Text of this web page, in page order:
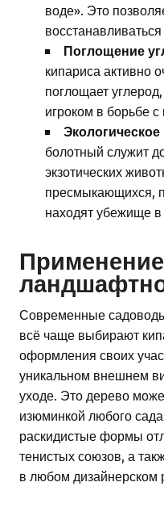
воде». Это
восстанавливаться
Поглощение
кипариса активно
поглощает
игроком в борьбе
болотный служит
экзотических
пресмыкающихся,
находят убежище в
Современные
всё чаще выбирают
оформления своих
уникальном внешнем
уходе. Это дерево
изюминкой любого
раскидистые формы
тенистых союзов, а
в любом дизайнерском